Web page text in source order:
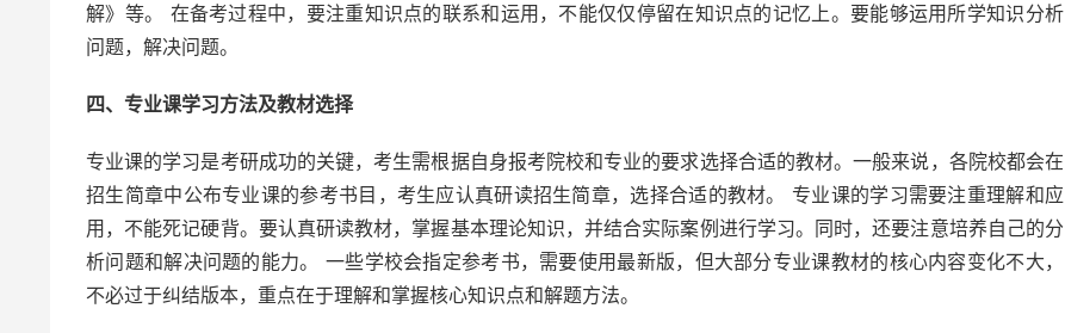
解》等。 在备考过程中，要注重知识点的联系和运用，不能仅仅停留在知识点的记忆上。要能够运用所学知识分析
问题，解决问题。
四、专业课学习方法及教材选择
专业课的学习是考研成功的关键，考生需根据自身报考院校和专业的要求选择合适的教材。一般来说，各院校都会在
招生简章中公布专业课的参考书目，考生应认真研读招生简章，选择合适的教材。 专业课的学习需要注重理解和应
用，不能死记硬背。要认真研读教材，掌握基本理论知识，并结合实际案例进行学习。同时，还要注意培养自己的分
析问题和解决问题的能力。 一些学校会指定参考书，需要使用最新版，但大部分专业课教材的核心内容变化不大，
不必过于纠结版本，重点在于理解和掌握核心知识点和解题方法。